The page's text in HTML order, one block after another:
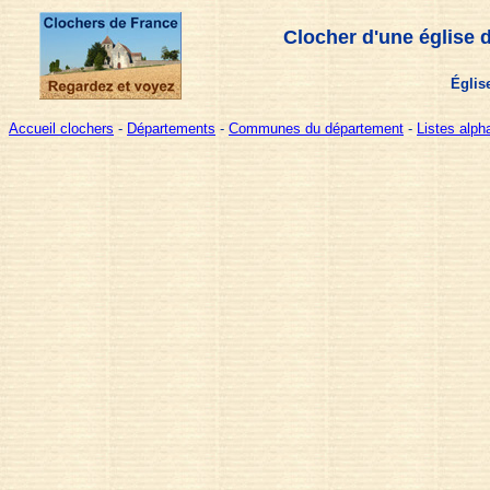
Clocher d'une église
Accueil clochers - Départements - Communes du département - Listes